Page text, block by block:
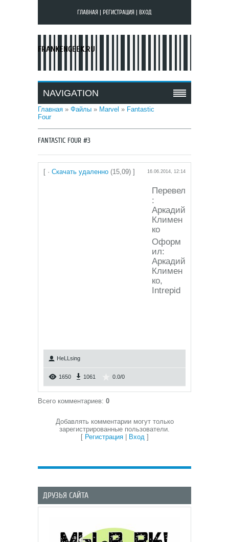
ГЛАВНАЯ РЕГИСТРАЦИЯ ВХОД
FRANKENGEEK.RU
NAVIGATION
Главная » Файлы » Marvel » Fantastic
Four
FANTASTIC FOUR #3
[ · Скачать удаленно (15,09) ] 16.06.2014, 12:14
Перевел
:
Аркадий
Климен
ко
Оформ
ил:
Аркадий
Климен
ко,
Intrepid
HeLLsing
1650 1061 0.0/0
Всего комментариев: 0
Добавлять комментарии могут только
зарегистрированные пользователи.
[ Регистрация| Вход]
ДРУЗЬЯ САЙТА